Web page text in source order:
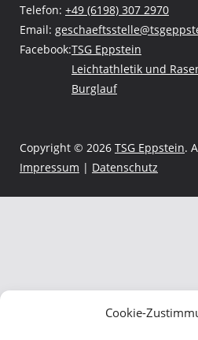
Cookie-
Telefon: +49 (6198) 307 2970
Email:
Facebook:TSG Eppstein
Leichtathletik und
Burglauf
Copyright © 2026 TSG Eppstein.
Impressum | Datenschutz